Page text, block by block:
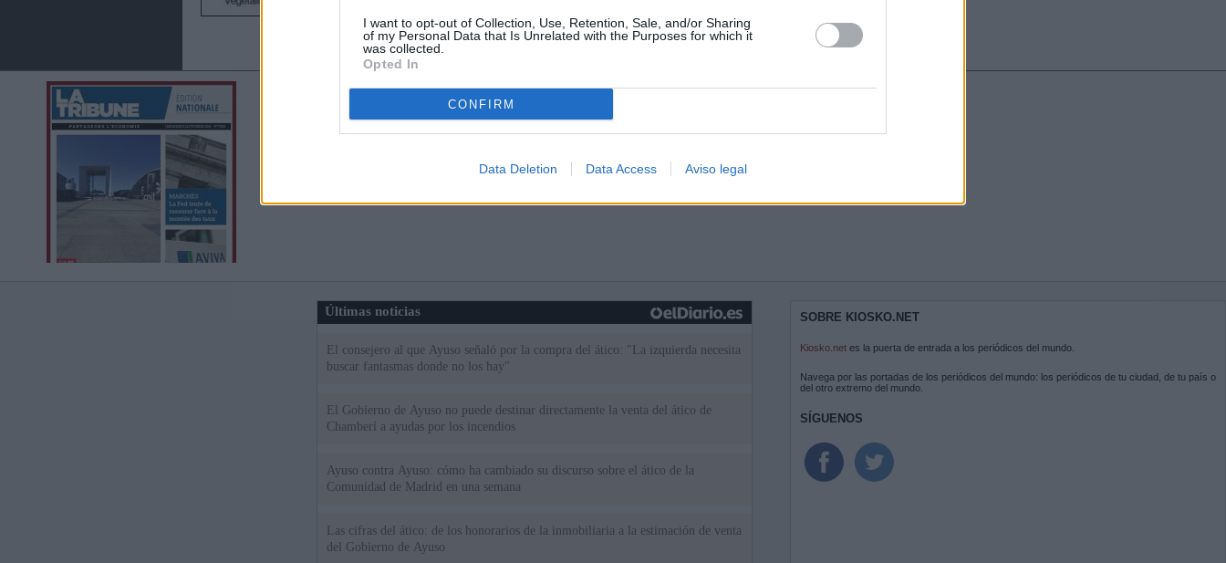
I want to opt-out of Collection, Use, Retention, Sale, and/or Sharing
of my Personal Data that Is Unrelated with the Purposes for which it
was collected.
Opted In
CONFIRM
Data Deletion Data Access Aviso legal
Últimas noticias
El consejero al que Ayuso señaló por la compra del ático: "La izquierda necesita
buscar fantasmas donde no los hay"
El Gobierno de Ayuso no puede destinar directamente la venta del ático de
Chamberí a ayudas por los incendios
Ayuso contra Ayuso: cómo ha cambiado su discurso sobre el ático de la
Comunidad de Madrid en una semana
Las cifras del ático: de los honorarios de la inmobiliaria a la estimación de venta
del Gobierno de Ayuso
SOBRE KIOSKO.NET
Kiosko.net es la puerta de entrada a los periódicos del mundo.
Navega por las portadas de los periódicos del mundo: los periódicos de tu ciudad, de tu país o
del otro extremo del mundo.
SÍGUENOS